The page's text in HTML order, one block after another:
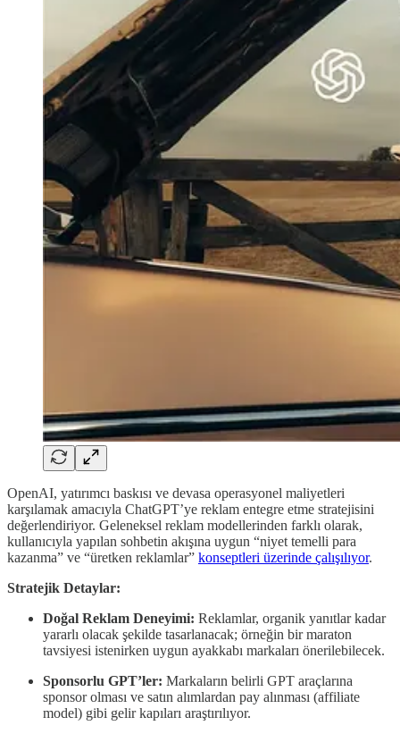
OpenAI, yatırımcı baskısı ve devasa operasyonel maliyetleri
karşılamak amacıyla ChatGPT’ye reklam entegre etme stratejisini
değerlendiriyor. Geleneksel reklam modellerinden farklı olarak,
kullanıcıyla yapılan sohbetin akışına uygun “niyet temelli para
kazanma” ve “üretken reklamlar” konseptleri üzerinde çalışılıyor.
Stratejik Detaylar:
Doğal Reklam Deneyimi: Reklamlar, organik yanıtlar kadar
yararlı olacak şekilde tasarlanacak; örneğin bir maraton
tavsiyesi istenirken uygun ayakkabı markaları önerilebilecek.
Sponsorlu GPT’ler: Markaların belirli GPT araçlarına
sponsor olması ve satın alımlardan pay alınması (affiliate
model) gibi gelir kapıları araştırılıyor.